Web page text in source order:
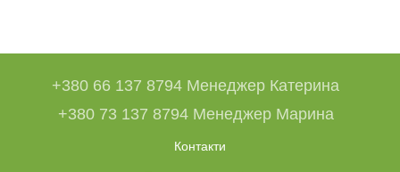
+380 66 137 8794 Менеджер Катерина
+380 73 137 8794 Менеджер Марина
Контакти